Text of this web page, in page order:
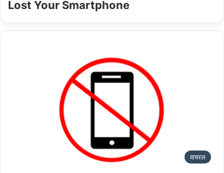
Lost Your Smartphone
वायरल